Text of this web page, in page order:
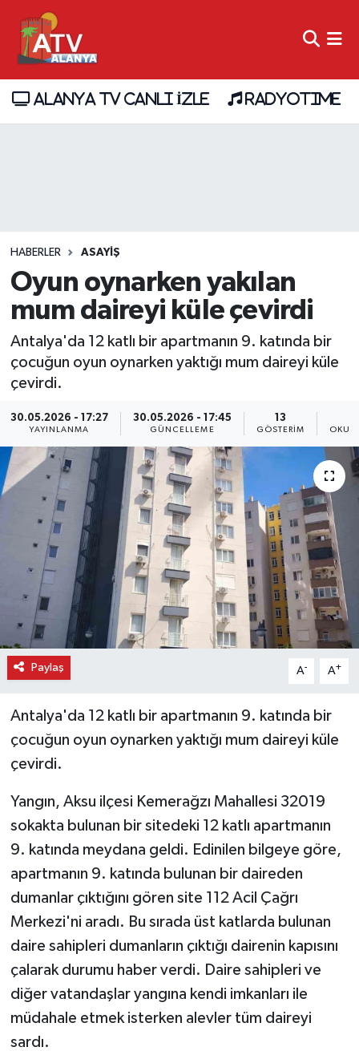
ALANYA TV CANLI İZLE RADYOTIME
HABERLER ASAYİŞ
Oyun oynarken yakılan
mum daireyi küle çevirdi
Antalya'da 12 katlı bir apartmanın 9. katında bir
çocuğun oyun oynarken yaktığı mum daireyi küle
çevirdi.
30.05.2026 - 17:27
YAYINLANMA
30.05.2026 - 17:45
GÜNCELLEME
13
GÖSTERIM
Paylaş A- A+
Antalya'da 12 katlı bir apartmanın 9. katında bir
çocuğun oyun oynarken yaktığı mum daireyi küle
çevirdi.
Yangın, Aksu ilçesi Kemerağzı Mahallesi 32019
sokakta bulunan bir sitedeki 12 katlı apartmanın
9. katında meydana geldi. Edinilen bilgeye göre,
apartmanın 9. katında bulunan bir daireden
dumanlar çıktığını gören site 112 Acil Çağrı
Merkezi'ni aradı. Bu sırada üst katlarda bulunan
daire sahipleri dumanların çıktığı dairenin kapısını
çalarak durumu haber verdi. Daire sahipleri ve
diğer vatandaşlar yangına kendi imkanları ile
müdahale etmek isterken alevler tüm daireyi
sardı.